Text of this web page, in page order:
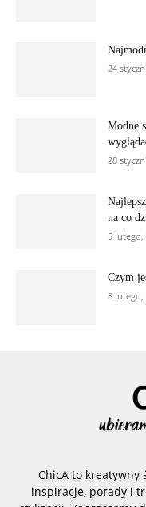
24
Modne
28
na co
5 lutego,
Czym
8 lutego,
ChicA to kreatywny
inspiracje, porady i